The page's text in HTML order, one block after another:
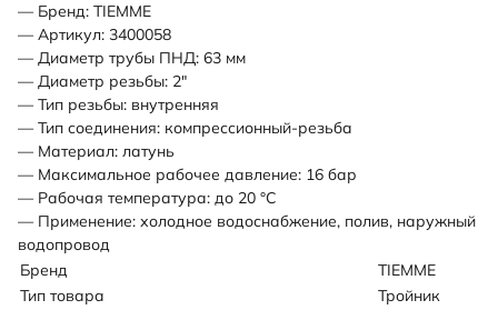
— Бренд: TIEMME
— Артикул: 3400058
— Диаметр трубы ПНД: 63 мм
— Диаметр резьбы: 2"
— Тип резьбы: внутренняя
— Тип соединения: компрессионный-резьба
— Материал: латунь
— Максимальное рабочее давление: 16 бар
— Рабочая температура: до 20 °С
— Применение: холодное водоснабжение, полив, наружный
водопровод
Бренд
TIEMME
Тип товара
Тройник